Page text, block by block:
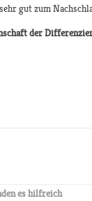
gut zum
der
es hilfreich